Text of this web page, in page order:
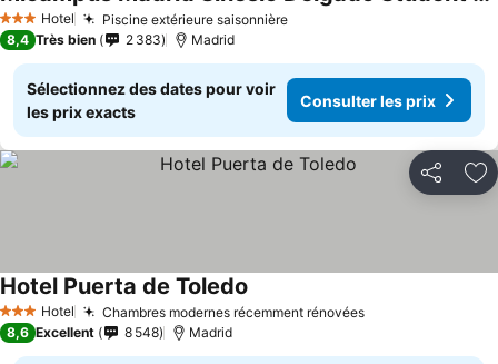
3 ÉtoilesHotel Piscine extérieure saisonnièreConsulter les prix
Consulter les prix
8,4 Très bien 2 383 Madrid
Sélectionnez des dates pour voir
les prix exacts
Consulter les prix
Partager
3 ÉtoilesHotel Chambres modernes récemment rénovéesConsulter les
Hotel Puerta de Toledo
8,6 Excellent 8 548 Madrid